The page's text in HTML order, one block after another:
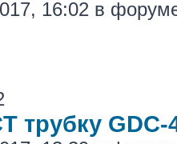
16:02 в
трубку GDC-